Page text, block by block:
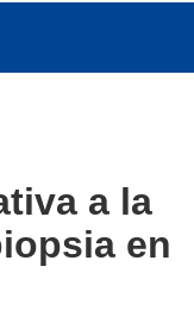
a la
en